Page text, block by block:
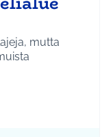
mutta
Liikunta ja